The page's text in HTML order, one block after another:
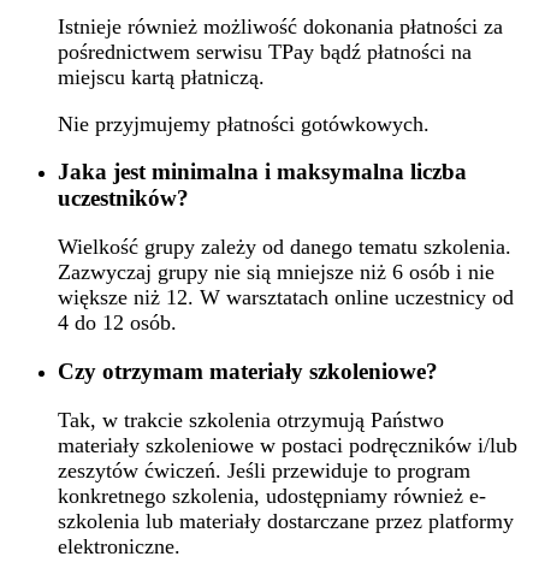
Istnieje również możliwość dokonania płatności za
pośrednictwem serwisu TPay bądź płatności na
miejscu kartą płatniczą.
Nie przyjmujemy płatności gotówkowych.
Jaka jest minimalna i maksymalna liczba
uczestników?
Wielkość grupy zależy od danego tematu szkolenia.
Zazwyczaj grupy nie sią mniejsze niż 6 osób i nie
większe niż 12. W warsztatach online uczestnicy od
4 do 12 osób.
Czy otrzymam materiały szkoleniowe?
Tak, w trakcie szkolenia otrzymują Państwo
materiały szkoleniowe w postaci podręczników i/lub
zeszytów ćwiczeń. Jeśli przewiduje to program
konkretnego szkolenia, udostępniamy również e-
szkolenia lub materiały dostarczane przez platformy
elektroniczne.